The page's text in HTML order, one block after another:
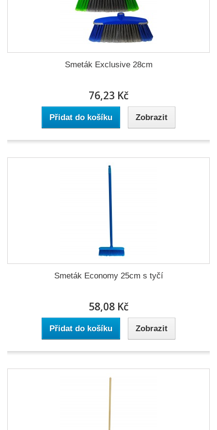
Smeták Exclusive 28cm
76,23 Kč
Přidat do košíku Zobrazit
Smeták Economy 25cm s tyčí
58,08 Kč
Přidat do košíku Zobrazit